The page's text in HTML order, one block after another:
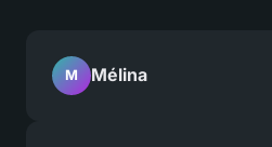
M Mélina